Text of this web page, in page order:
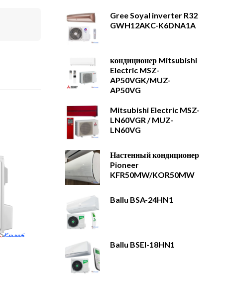
Gree Soyal inverter R32
GWH12AKC-K6DNA1A
кондиционер Mitsubishi
Electric MSZ-
AP50VGK/MUZ-
AP50VG
Mitsubishi Electric MSZ-
LN60VGR / MUZ-
LN60VG
Настенный кондиционер
Pioneer
KFR50MW/KOR50MW
Ballu BSA-24HN1
Ballu BSEI-18HN1